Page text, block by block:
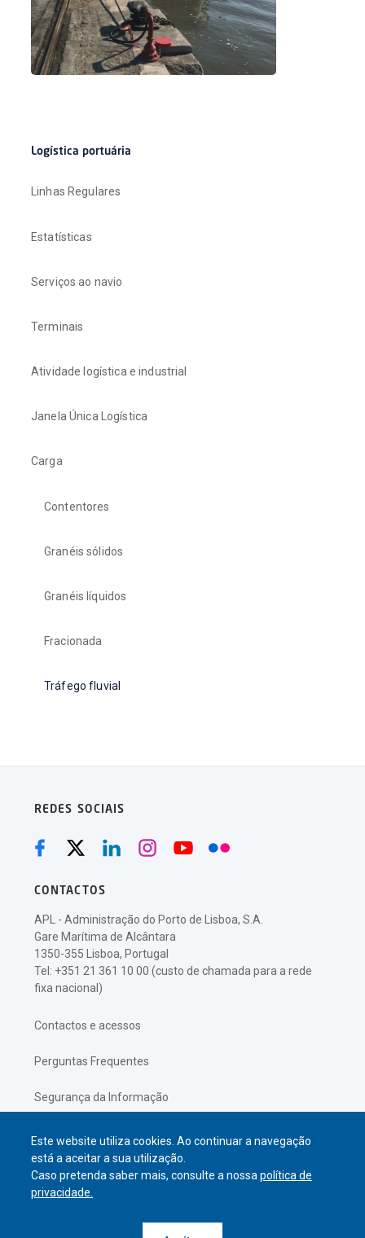
Este website utiliza cookies. Ao continuar a navegação
está a aceitar a sua utilização.
Caso pretenda saber mais, consulte a nossapolítica de
privacidade.
Logística portuária
Linhas Regulares
Estatísticas
Serviços ao navio
Terminais
Atividade logística e industrial
Janela Única Logística
Carga
Contentores
Granéis sólidos
Granéis líquidos
Fracionada
Tráfego fluvial
REDES SOCIAIS
CONTACTOS
APL - Administração do Porto de Lisboa, S.A.
Gare Marítima de Alcântara
1350-355 Lisboa, Portugal
Tel: +351 21 361 10 00 (custo de chamada para a rede
fixa nacional)
Contactos e acessos
Perguntas Frequentes
Segurança da Informação
© APL Administração do Porto de